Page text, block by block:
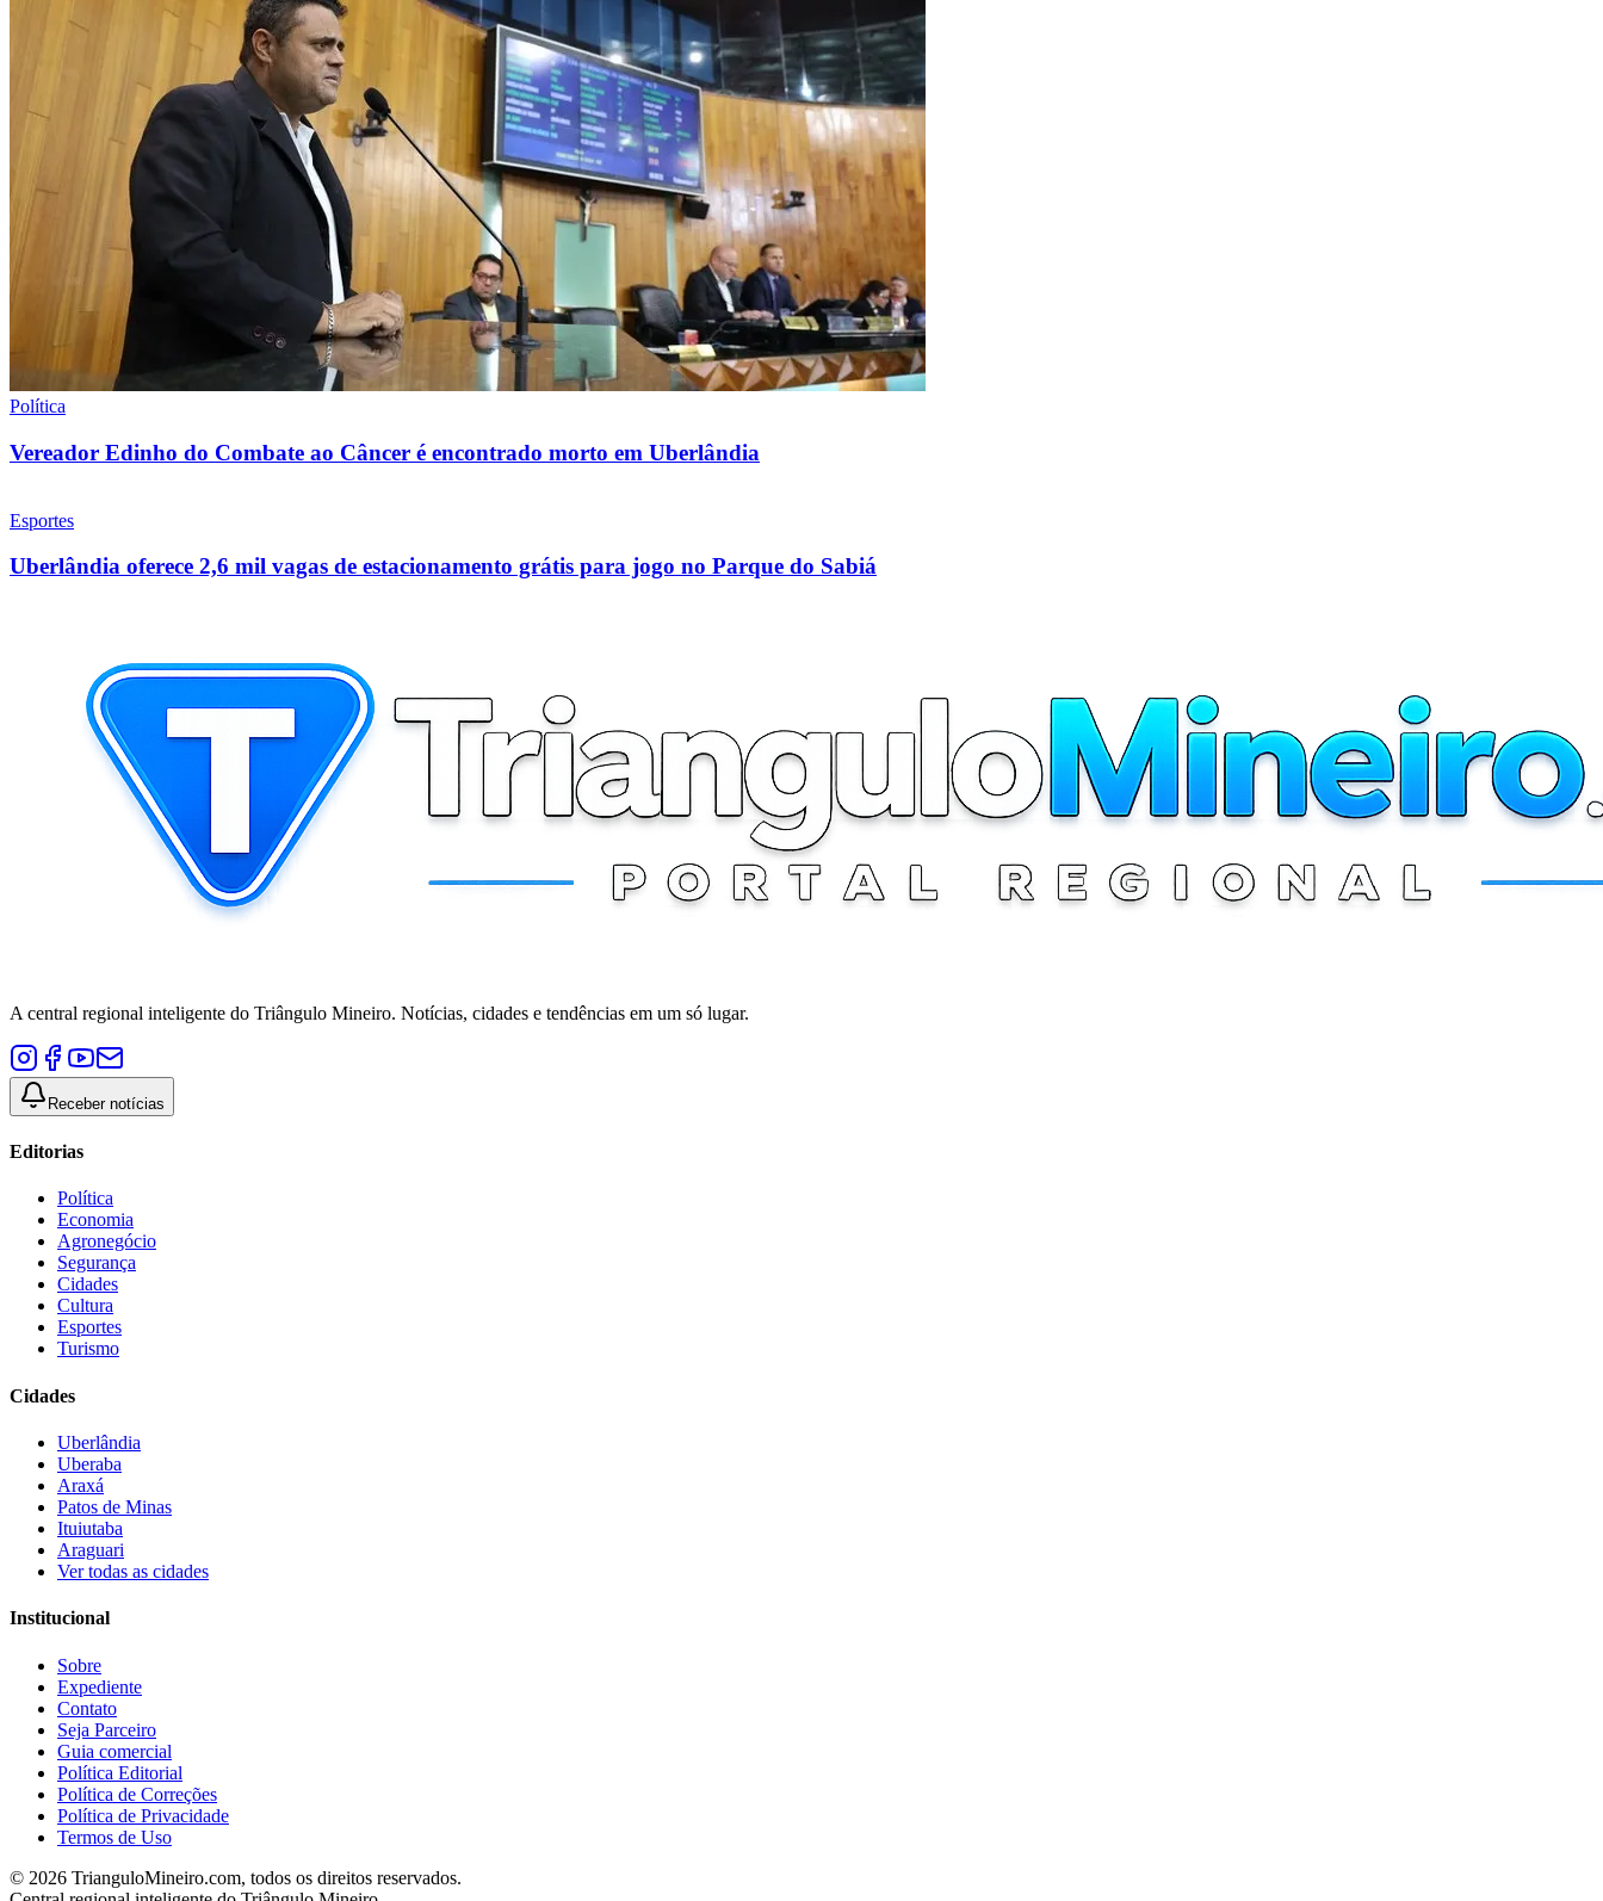
Política
Vereador Edinho do Combate ao Câncer é encontrado morto em Uberlândia
Esportes
Uberlândia oferece 2,6 mil vagas de estacionamento grátis para jogo no Parque do Sabiá
A central regional inteligente do Triângulo Mineiro. Notícias, cidades e tendências em um só lugar.
Receber notícias
Editorias
Política
Economia
Agronegócio
Segurança
Cidades
Cultura
Esportes
Turismo
Cidades
Uberlândia
Uberaba
Araxá
Patos de Minas
Ituiutaba
Araguari
Ver todas as cidades
Institucional
Sobre
Expediente
Contato
Seja Parceiro
Guia comercial
Política Editorial
Política de Correções
Política de Privacidade
Termos de Uso
© 2026 TrianguloMineiro.com, todos os direitos reservados.